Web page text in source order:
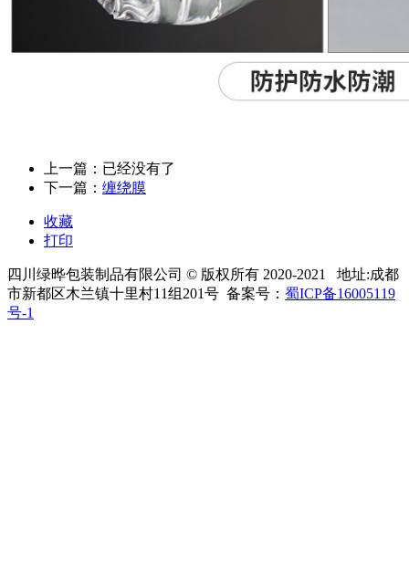
上一篇：已经没有了
下一篇： 缠绕膜
收藏
打印
四川绿晔包装制品有限公司 © 版权所有 2020-2021 地址:成都
市新都区木兰镇十里村11组201号 备案号： 蜀ICP备16005119
号-1